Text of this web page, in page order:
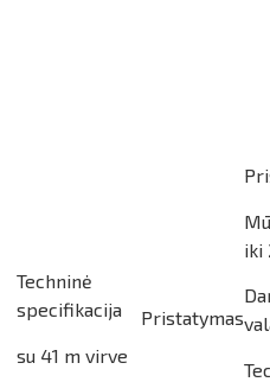
Techninė
specifikacija
su 41 m virve
Pristatymas
iki